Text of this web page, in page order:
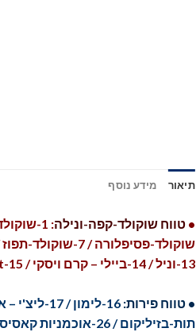
תיאור מידע נוסף
• טווח שוקולד-קפה-ונילה
13-וניל / 14-ביילי – קרם ויסקי / 15-Red Velvet
• טווח פירות:
תות-בזיליקום / 26-אוכמניות קאסיס / 27-פטל / 28-פטל בזוקה / 29-דובדבן חמוץ / 30-דובדבן – חמאת בוטנים